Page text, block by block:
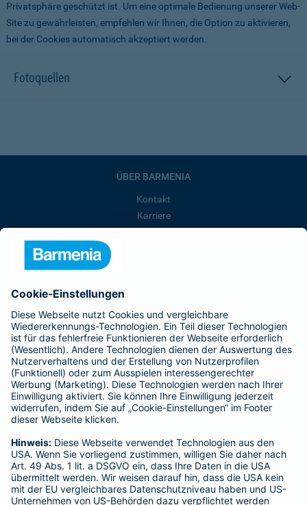
Privatsphäre geschützt ist. Um eine optimale Bedienung unserer Web-
Site zu gewährleisten, empfehlen wir Ihnen, die Option zu aktivieren,
bei der Cookies automatisch akzeptiert werden.
Fotoquellen
ÜBER BARMENIA
Kontakt
Karriere
Barmenia ist Teil der BarmeniaGothaer
BELIEBTE SEITEN
Kranken-Zusatzversicherung
Tierversicherungen
Haftpflichtversicherung
Hausratversicherung
Adresse ändern
Schaden melden
Kilometerstandsmeldung
Serviceübersicht